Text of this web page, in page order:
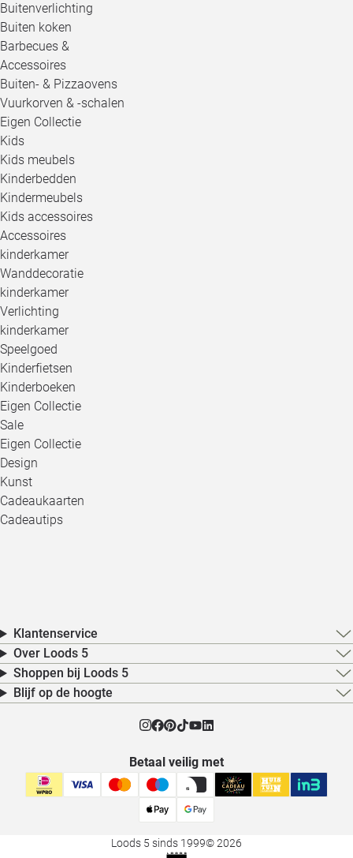
Buitenverlichting
Buiten koken
Barbecues &
Accessoires
Buiten- & Pizzaovens
Vuurkorven & -schalen
Eigen Collectie
Kids
Kids meubels
Kinderbedden
Kindermeubels
Kids accessoires
Accessoires
kinderkamer
Wanddecoratie
kinderkamer
Verlichting
kinderkamer
Speelgoed
Kinderfietsen
Kinderboeken
Eigen Collectie
Sale
Eigen Collectie
Design
Kunst
Cadeaukaarten
Cadeautips
Klantenservice
Over Loods 5
Shoppen bij Loods 5
Blijf op de hoogte
Betaal veilig met
Loods 5 sinds 1999© 2026